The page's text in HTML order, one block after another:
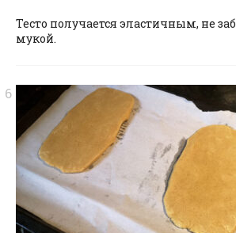
Тесто получается эластичным, не
мукой.